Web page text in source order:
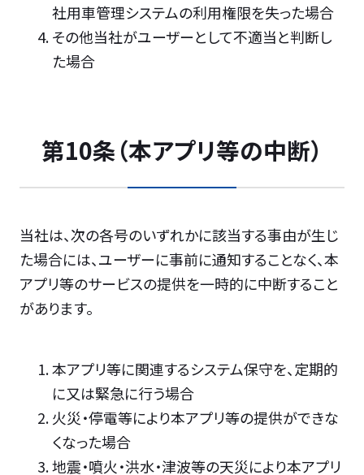
社用車管理システムの利用権限を失った場合
その他当社がユーザーとして不適当と判断し
た場合
第10条（本アプリ等の中断）
当社は、次の各号のいずれかに該当する事由が生じ
た場合には、ユーザーに事前に通知することなく、本
アプリ等のサービスの提供を一時的に中断すること
があります。
本アプリ等に関連するシステム保守を、定期的
に又は緊急に行う場合
火災・停電等により本アプリ等の提供ができな
くなった場合
地震・噴火・洪水・津波等の天災により本アプリ